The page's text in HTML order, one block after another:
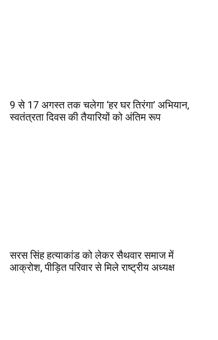
9 से 17 अगस्त तक चलेगा ‘हर घर तिरंगा’ अभियान,
स्वतंत्रता दिवस की तैयारियों को अंतिम रूप
सरस सिंह हत्याकांड को लेकर सैथवार समाज में
आक्रोश, पीड़ित परिवार से मिले राष्ट्रीय अध्यक्ष